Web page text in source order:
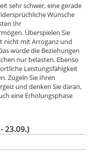
sehr schwer, eine gerade
Wünsche
Ihr
Überspielen Sie
nicht mit Arroganz und
würde die Beziehungen
nur belasten. Ebenso
Leistungsfähigkeit
Zügeln Sie Ihren
und denken Sie daran,
eine Erholungsphase
23.09.)